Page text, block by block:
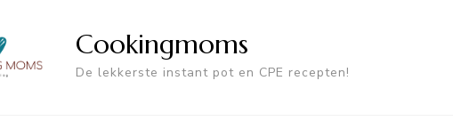
Cookingmoms
De lekkerste instant pot en CPE recepten!